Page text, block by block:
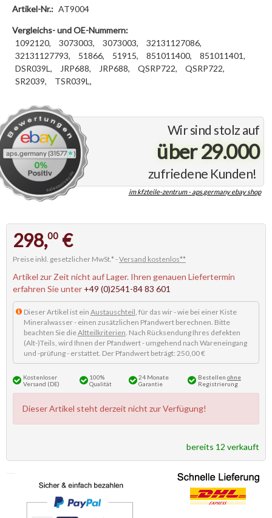
Wir sind stolz auf
über 29.000
zufriedene Kunden!
im kfzteile-zentrum - aps.germany ebay shop
Artikel-Nr.: AT9004
Vergleichs- und OE-Nummern:
1092120,
3073003, 3073003,
32131127086,
32131127793,
51866, 51915, 851011400,
851011401,
DSR039L,
JRP688, JRP688, QSRP722,
QSRP722,
SR2039,
TSR039L,
298,00 €
Preise inkl. gesetzlicher MwSt.* -Versand kostenlos**
Artikel zur Zeit nicht auf Lager. Ihren genauen Liefertermin
erfahren Sie unter +49 (0)2541-84 83 601
Dieser Artikel ist ein Austauschteil, für das wir - wie bei einer Kiste
Mineralwasser - einen zusätzlichen Pfandwert berechnen. Bitte
beachten Sie dieAltteilkriterien. Nach Rücksendung Ihres defekten
(Alt-)Teils, wird Ihnen der Pfandwert - umgehend nach Wareneingang
und -prüfung - erstattet. Der Pfandwert beträgt: 250,00 €
Kostenloser
Versand (DE)
100%
Qualität
24 Monate
Garantie
Bestellen ohne
Registrierung
Dieser Artikel steht derzeit nicht zur Verfügung!
bereits 12 verkauft